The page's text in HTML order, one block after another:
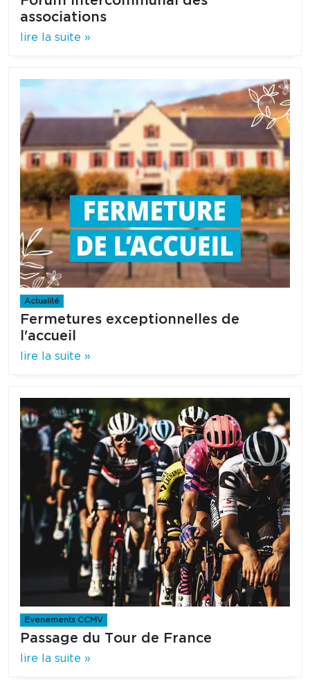
associations
lire la suite »
Actualité
Fermetures exceptionnelles de
l'accueil
lire la suite »
Evenements CCMV
Passage du Tour de France
lire la suite »